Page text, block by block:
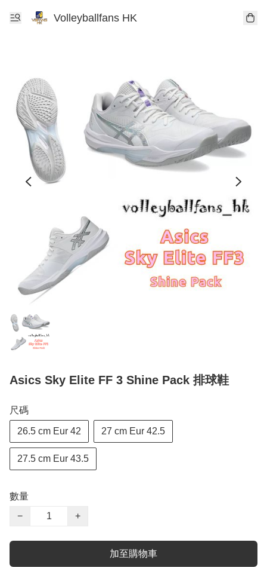
Volleyballfans HK
Asics Sky Elite FF 3 Shine Pack 排球鞋
尺碼
26.5 cm Eur 42 27 cm Eur 42.5
27.5 cm Eur 43.5
數量
−
+
加至購物車